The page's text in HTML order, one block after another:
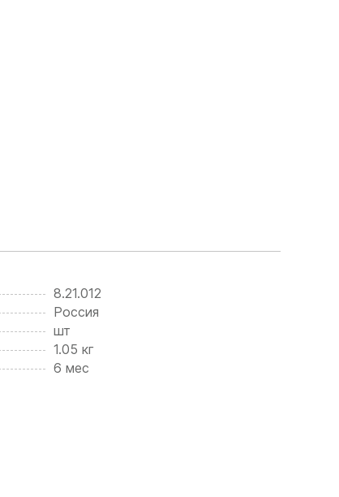
8.21.012
Россия
шт
1.05 кг
6 мес